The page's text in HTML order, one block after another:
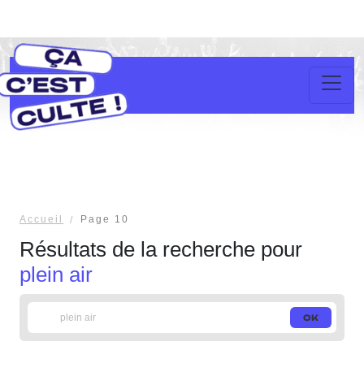
Accueil Page 10
Résultats de la recherche pour
plein air